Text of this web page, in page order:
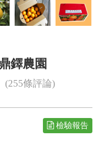
鐸農園
(255條評論)
檢驗報告